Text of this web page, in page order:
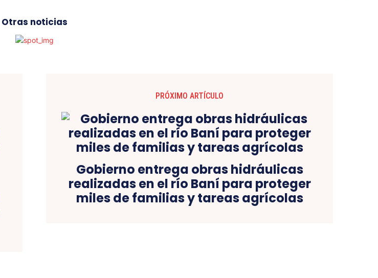
Otras noticias
PRÓXIMO ARTÍCULO
Gobierno entrega obras hidráulicas
realizadas en el río Baní para proteger
miles de familias y tareas agrícolas